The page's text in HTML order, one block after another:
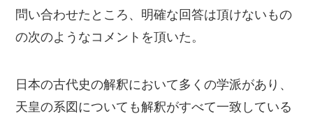
問い合わせたところ、明確な回答は頂けないもの
の次のようなコメントを頂いた。
日本の古代史の解釈において多くの学派があり、
天皇の系図についても解釈がすべて一致している